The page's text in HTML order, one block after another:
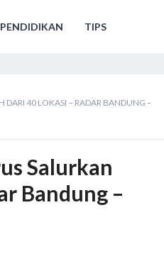
PENDIDIKAN TIPS
DARI 40 LOKASI – RADAR BANDUNG –
Salurkan
Bandung –